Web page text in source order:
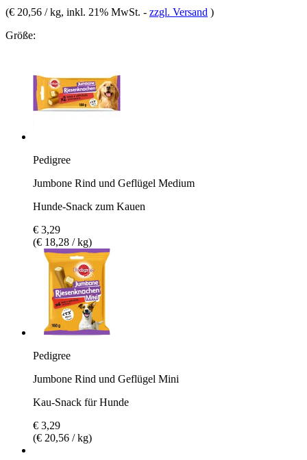
(€ 20,56 / kg, inkl. 21% MwSt. - zzgl. Versand )
Größe:
Pedigree
Jumbone Rind und Geflügel Medium
Hunde-Snack zum Kauen
€ 3,29
(€ 18,28 / kg)
Pedigree
Jumbone Rind und Geflügel Mini
Kau-Snack für Hunde
€ 3,29
(€ 20,56 / kg)